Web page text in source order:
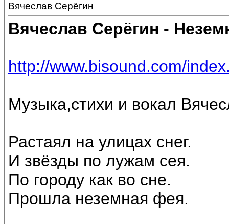
Вячеслав Серёгин
Вячеслав Серёгин -
http://www.bisound.com/
Музыка,стихи и вокал
Растаял на улицах снег.
И звёзды по лужам сея.
По городу как во сне.
Прошла неземная фея.